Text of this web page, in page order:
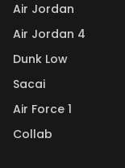
Air Jordan
Air Jordan 4
Dunk Low
Sacai
Air Force 1
Collab